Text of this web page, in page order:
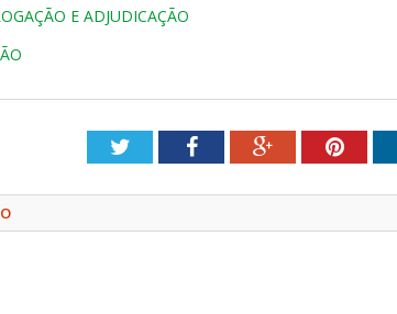
E ADJUDICAÇÃO
TwitterFacebookGoogle+